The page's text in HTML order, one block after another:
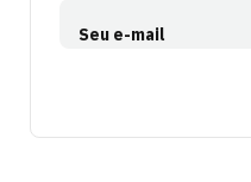
Seu e-mail